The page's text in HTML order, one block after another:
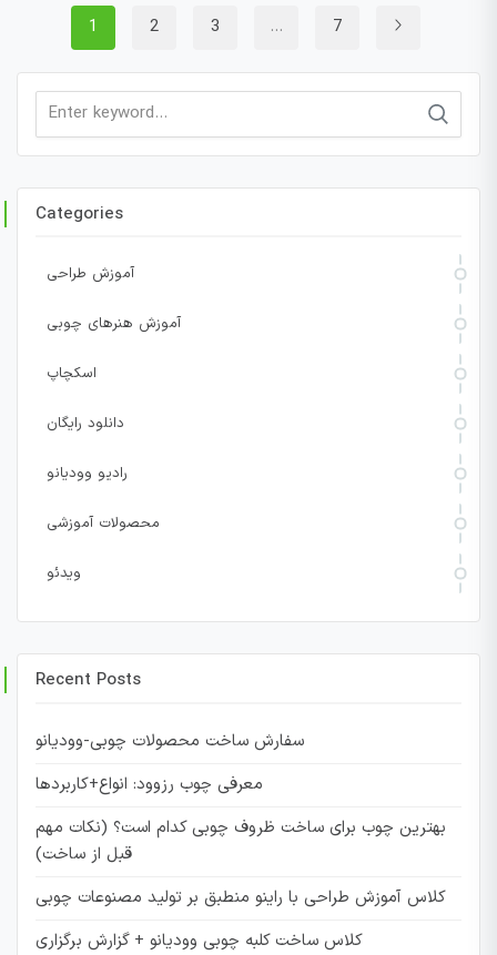
1 2 3 … 7
Search
Categories
آموزش طراحی
آموزش هنرهای چوبی
اسکچاپ
دانلود رایگان
رادیو وودیانو
محصولات آموزشی
ویدئو
Recent Posts
سفارش ساخت محصولات چوبی-وودیانو
معرفی چوب رزوود: انواع+کاربردها
بهترین چوب برای ساخت ظروف چوبی کدام است؟ (نکات مهم
قبل از ساخت)
کلاس آموزش طراحی با راینو منطبق بر تولید مصنوعات چوبی
کلاس ساخت کلبه چوبی وودیانو + گزارش برگزاری